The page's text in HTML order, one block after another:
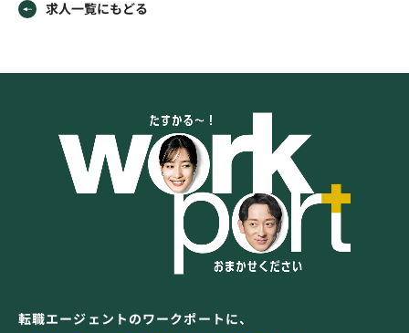
求人一覧にもどる
転職エージェントのワークポートに、